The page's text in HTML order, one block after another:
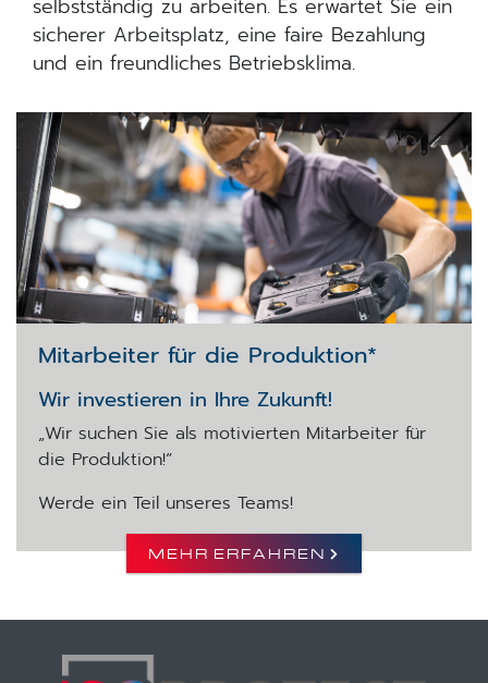
selbstständig zu arbeiten. Es erwartet Sie ein
sicherer Arbeitsplatz, eine faire Bezahlung
und ein freundliches Betriebsklima.
Mitarbeiter für die Produktion*
Wir investieren in Ihre Zukunft!
„Wir suchen Sie als motivierten Mitarbeiter für
die Produktion!“
Werde ein Teil unseres Teams!
MEHR ERFAHREN